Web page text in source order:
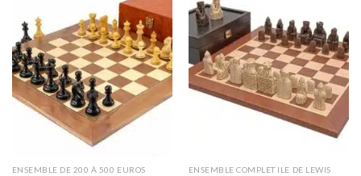
ENSEMBLE DE 200 À 500 EUROS ENSEMBLE COMPLET ILE DE LEWIS